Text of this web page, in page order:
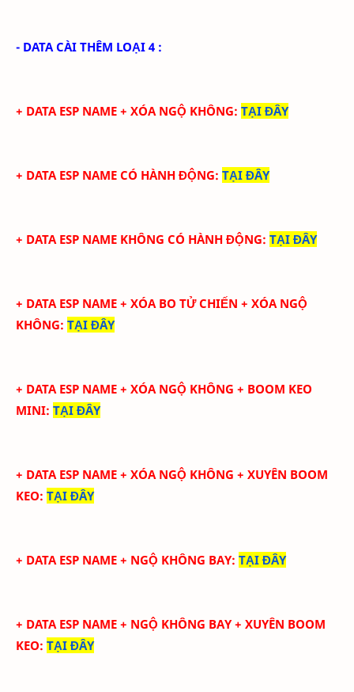
- DATA CÀI THÊM LOẠI 4 :
+ DATA ESP NAME + XÓA NGỘ KHÔNG: TẠI ĐÂY
+ DATA ESP NAME CÓ HÀNH ĐỘNG: TẠI ĐÂY
+ DATA ESP NAME KHÔNG CÓ HÀNH ĐỘNG: TẠI ĐÂY
+ DATA ESP NAME + XÓA BO TỬ CHIẾN + XÓA NGỘ
KHÔNG: TẠI ĐÂY
+ DATA ESP NAME + XÓA NGỘ KHÔNG + BOOM KEO
MINI: TẠI ĐÂY
+ DATA ESP NAME + XÓA NGỘ KHÔNG + XUYÊN BOOM
KEO: TẠI ĐÂY
+ DATA ESP NAME + NGỘ KHÔNG BAY: TẠI ĐÂY
+ DATA ESP NAME + NGỘ KHÔNG BAY + XUYÊN BOOM
KEO: TẠI ĐÂY